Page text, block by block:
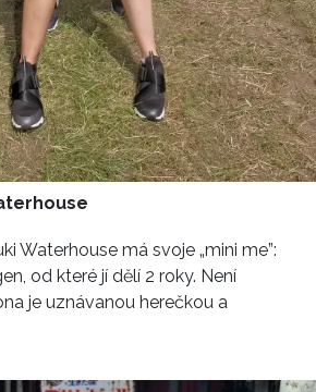
Waterhouse má svoje „mini me”:
od které jí dělí 2 roky. Není
je uznávanou herečkou a